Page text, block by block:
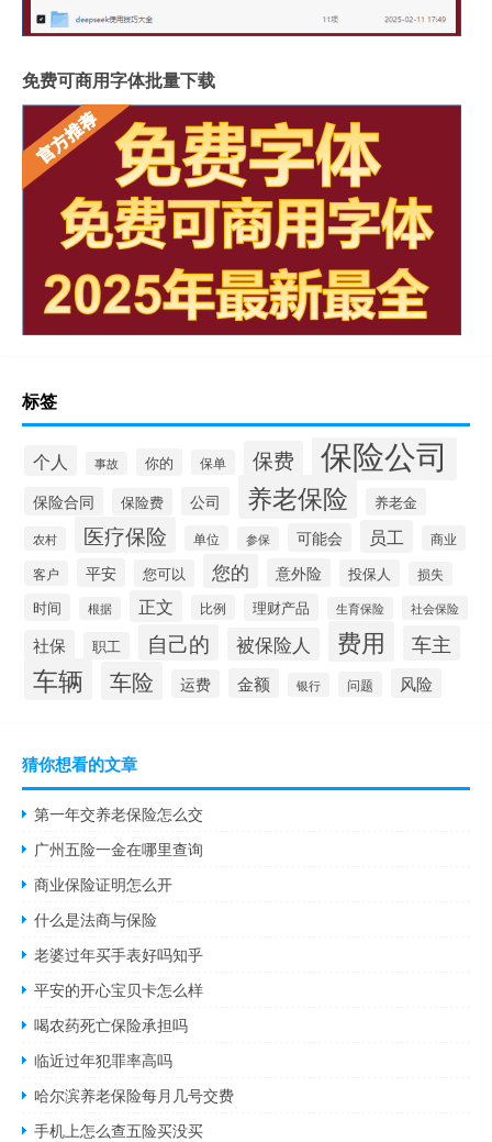
免费可商用字体批量下载
标签
个人 事故 你的 保单 保费 保险公司
保险合同 保险费 公司 养老保险 养老金
农村 医疗保险 单位 参保 可能会 员工
商业
客户
平安 您可以 您的 意外险 投保人 损失
时间 根据 正文 比例 理财产品 生育保险 社会保险
社保 职工 自己的 被保险人 费用 车主
车辆 车险 运费 金额 银行 问题 风险
猜你想看的文章
第一年交养老保险怎么交
广州五险一金在哪里查询
商业保险证明怎么开
什么是法商与保险
老婆过年买手表好吗知乎
平安的开心宝贝卡怎么样
喝农药死亡保险承担吗
临近过年犯罪率高吗
哈尔滨养老保险每月几号交费
手机上怎么查五险买没买